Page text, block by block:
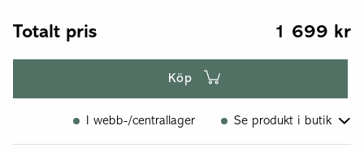
Totalt pris 1 699 kr
Köp
I webb-/centrallager Se produkt i butik